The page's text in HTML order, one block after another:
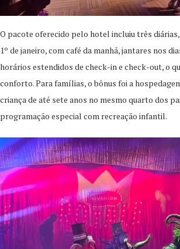
O pacote oferecido pelo hotel incluiu três diárias,
1º de janeiro, com café da manhã, jantares nos
horários estendidos de check-in e check-out, o
conforto. Para famílias, o bônus foi a
criança de até sete anos no mesmo quarto dos
programação especial com recreação infantil.